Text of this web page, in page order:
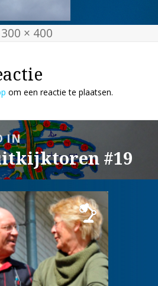
Volledige
300 × 400
om een reactie te plaatsen.
IN
#19